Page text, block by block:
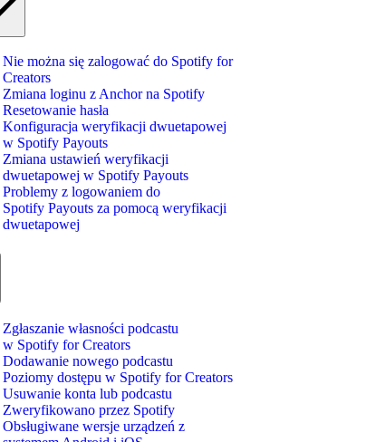
Nie można się zalogować do Spotify for
Creators
Zmiana loginu z Anchor na Spotify
Resetowanie hasła
Konfiguracja weryfikacji dwuetapowej
w Spotify Payouts
Zmiana ustawień weryfikacji
dwuetapowej w Spotify Payouts
Problemy z logowaniem do
Spotify Payouts za pomocą weryfikacji
dwuetapowej
Zgłaszanie własności podcastu
w Spotify for Creators
Dodawanie nowego podcastu
Poziomy dostępu w Spotify for Creators
Usuwanie konta lub podcastu
Zweryfikowano przez Spotify
Obsługiwane wersje urządzeń z